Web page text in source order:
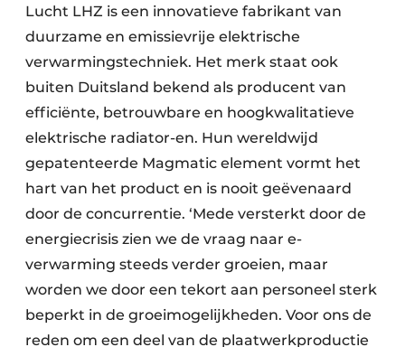
Lucht LHZ is een innovatieve fabrikant van
duurzame en emissievrije elektrische
verwarmingstechniek. Het merk staat ook
buiten Duitsland bekend als producent van
efficiënte, betrouwbare en hoogkwalitatieve
elektrische radiator-en. Hun wereldwijd
gepatenteerde Magmatic element vormt het
hart van het product en is nooit geëvenaard
door de concurrentie. ‘Mede versterkt door de
energiecrisis zien we de vraag naar e-
verwarming steeds verder groeien, maar
worden we door een tekort aan personeel sterk
beperkt in de groeimogelijkheden. Voor ons de
reden om een deel van de plaatwerkproductie